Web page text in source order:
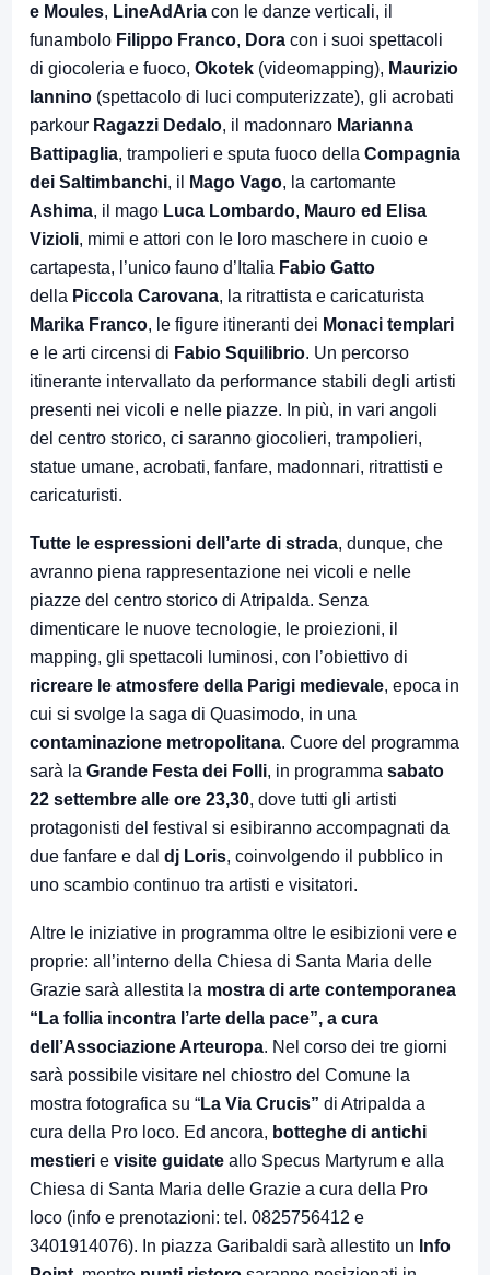
e Moules, LineAdAria con le danze verticali, il
funambolo Filippo Franco, Dora con i suoi spettacoli
di giocoleria e fuoco, Okotek (videomapping), Maurizio
Iannino (spettacolo di luci computerizzate), gli acrobati
parkour Ragazzi Dedalo, il madonnaro Marianna
Battipaglia, trampolieri e sputa fuoco della Compagnia
dei Saltimbanchi, il Mago Vago, la cartomante
Ashima, il mago Luca Lombardo, Mauro ed Elisa
Vizioli, mimi e attori con le loro maschere in cuoio e
cartapesta, l’unico fauno d’Italia Fabio Gatto
della Piccola Carovana, la ritrattista e caricaturista
Marika Franco, le figure itineranti dei Monaci templari
e le arti circensi di Fabio Squilibrio. Un percorso
itinerante intervallato da performance stabili degli artisti
presenti nei vicoli e nelle piazze. In più, in vari angoli
del centro storico, ci saranno giocolieri, trampolieri,
statue umane, acrobati, fanfare, madonnari, ritrattisti e
caricaturisti.
Tutte le espressioni dell’arte di strada, dunque, che
avranno piena rappresentazione nei vicoli e nelle
piazze del centro storico di Atripalda. Senza
dimenticare le nuove tecnologie, le proiezioni, il
mapping, gli spettacoli luminosi, con l’obiettivo di
ricreare le atmosfere della Parigi medievale, epoca in
cui si svolge la saga di Quasimodo, in una
contaminazione metropolitana. Cuore del programma
sarà la Grande Festa dei Folli, in programma sabato
22 settembre alle ore 23,30, dove tutti gli artisti
protagonisti del festival si esibiranno accompagnati da
due fanfare e dal dj Loris, coinvolgendo il pubblico in
uno scambio continuo tra artisti e visitatori.
Altre le iniziative in programma oltre le esibizioni vere e
proprie: all’interno della Chiesa di Santa Maria delle
Grazie sarà allestita la mostra di arte contemporanea
“La follia incontra l’arte della pace”, a cura
dell’Associazione Arteuropa. Nel corso dei tre giorni
sarà possibile visitare nel chiostro del Comune la
mostra fotografica su “La Via Crucis” di Atripalda a
cura della Pro loco. Ed ancora, botteghe di antichi
mestieri e visite guidate allo Specus Martyrum e alla
Chiesa di Santa Maria delle Grazie a cura della Pro
loco (info e prenotazioni: tel. 0825756412 e
3401914076). In piazza Garibaldi sarà allestito un Info